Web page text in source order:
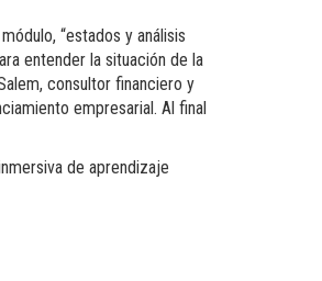
“estados y análisis
entender la situación de la
consultor financiero y
empresarial. Al final
de aprendizaje